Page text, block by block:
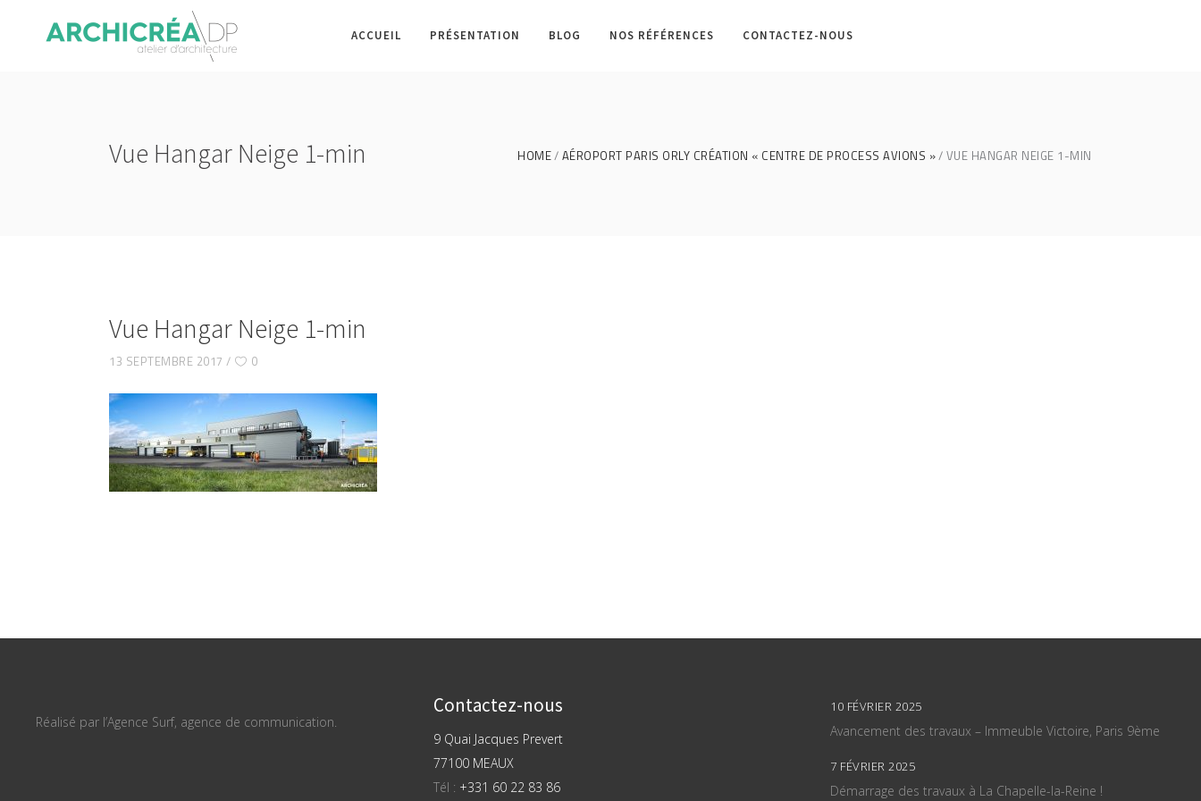
ACCUEIL PRÉSENTATION BLOG NOS RÉFÉRENCES CONTACTEZ-NOUS
Vue Hangar Neige 1-min HOME AÉROPORT PARIS ORLY CRÉATION « CENTRE DE PROCESS AVIONS » VUE HANGAR NEIGE 1-MIN
Vue Hangar Neige 1-min
13 SEPTEMBRE 2017 0
Réalisé par l’Agence Surf, agence de communication.
Contactez-nous
9 Quai Jacques Prevert
77100 MEAUX
Tél : +331 60 22 83 86
10 FÉVRIER 2025
Avancement des travaux – Immeuble Victoire, Paris 9ème
7 FÉVRIER 2025
Démarrage des travaux à La Chapelle-la-Reine !